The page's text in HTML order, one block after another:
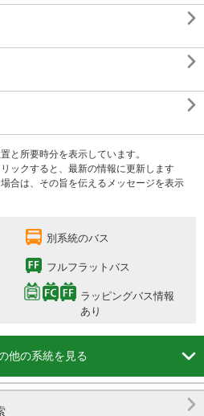



と所要時分を表示しています。
ックすると、最新の情報に更新します
合は、その旨を伝えるメッセージを表示
別系統のバス
フルフラットバス
ラッピングバス情報
あり
他の系統を見る 
